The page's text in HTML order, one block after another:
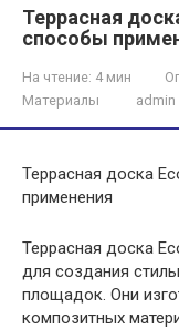
Террасная
способы
На чтение: 4 мин
Материалы
admin
Террасная доска
применения
Террасная доска
для создания
площадок. Они
композитных